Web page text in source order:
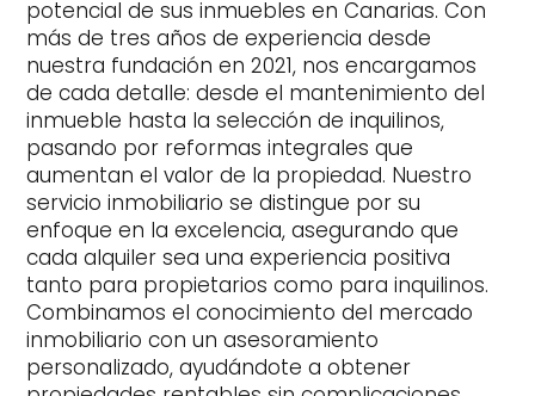
potencial de sus inmuebles en Canarias. Con
más de tres años de experiencia desde
nuestra fundación en 2021, nos encargamos
de cada detalle: desde el mantenimiento del
inmueble hasta la selección de inquilinos,
pasando por reformas integrales que
aumentan el valor de la propiedad. Nuestro
servicio inmobiliario se distingue por su
enfoque en la excelencia, asegurando que
cada alquiler sea una experiencia positiva
tanto para propietarios como para inquilinos.
Combinamos el conocimiento del mercado
inmobiliario con un asesoramiento
personalizado, ayudándote a obtener